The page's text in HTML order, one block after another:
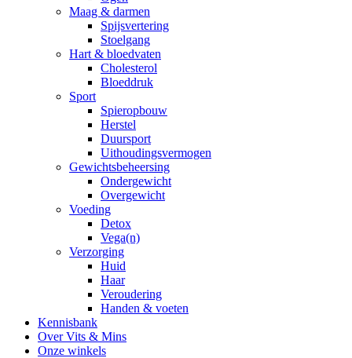
Maag & darmen
Spijsvertering
Stoelgang
Hart & bloedvaten
Cholesterol
Bloeddruk
Sport
Spieropbouw
Herstel
Duursport
Uithoudingsvermogen
Gewichtsbeheersing
Ondergewicht
Overgewicht
Voeding
Detox
Vega(n)
Verzorging
Huid
Haar
Veroudering
Handen & voeten
Kennisbank
Over Vits & Mins
Onze winkels